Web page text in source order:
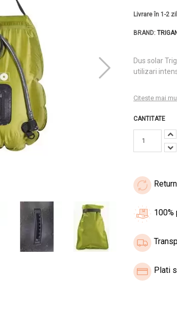
Livrare în 1-2
BRAND:
Dus solar
utilizari
Citeste mai
CANTITATE
100%
Plati